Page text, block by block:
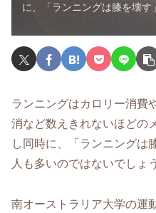
に、「ランニングは膝を壊
ランニングはカロリー消費
消など数えきれないほどの
し同時に、「ランニングは
人も多いのではないでしょ
南オーストラリア大学の運